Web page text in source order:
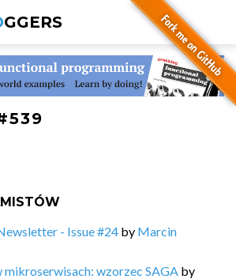
GGERS
- Issue #24 by Marcin
mikroserwisach: wzorzec SAGA by